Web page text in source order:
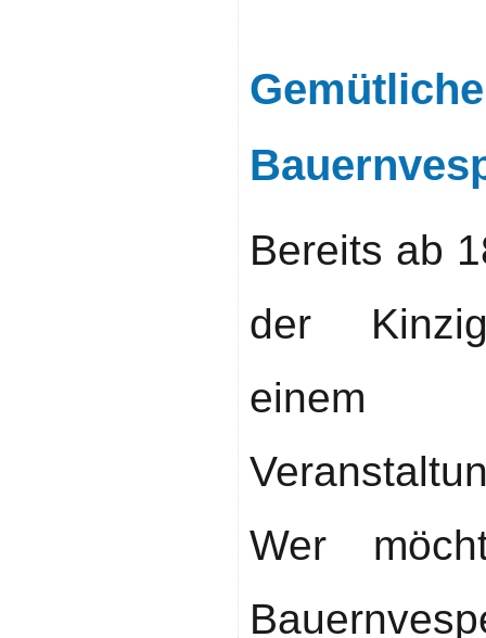
Bereits ab
der
einem
Wer